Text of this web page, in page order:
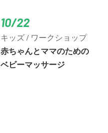
10/22
キッズ / ワークショップ
赤ちゃんとママのための
ベビーマッサージ